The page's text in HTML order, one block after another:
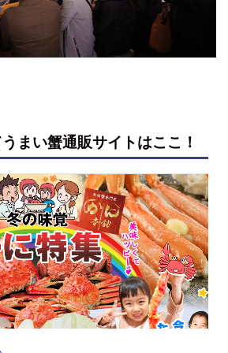
まい蟹通販サイトはここ！